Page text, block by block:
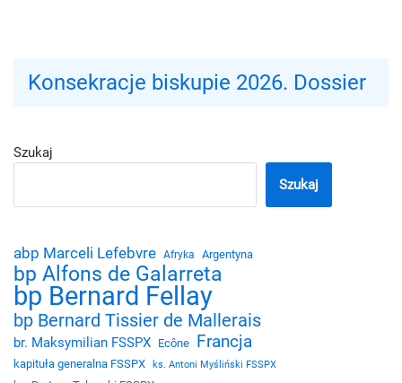
Konsekracje biskupie 2026. Dossier
Szukaj
Szukaj
abp Marceli Lefebvre Afryka Argentyna
bp Alfons de Galarreta
bp Bernard Fellay
bp Bernard Tissier de Mallerais
br. Maksymilian FSSPX Ecône Francja
kapituła generalna FSSPX ks. Antoni Myśliński FSSPX